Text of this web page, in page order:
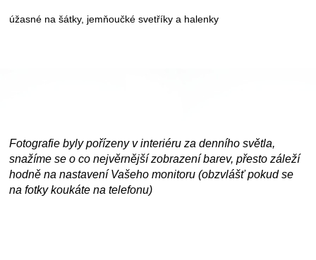
úžasné na šátky, jemňoučké svetříky a halenky
Fotografie byly pořízeny v interiéru za denního světla,
snažíme se o co nejvěrnější zobrazení barev, přesto záleží
hodně na nastavení Vašeho monitoru (obzvlášť pokud se
na fotky koukáte na telefonu)